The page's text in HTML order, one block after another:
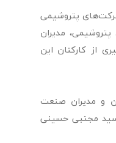
پتروشیمی
مدیران
از کارکنان این
و مدیران صنعت
سید مجتبی حسینی